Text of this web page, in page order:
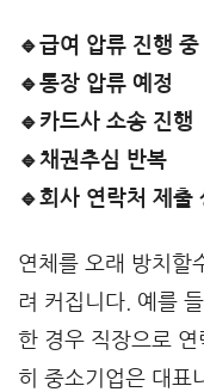
🔹급여 압류 진행 중
🔹통장 압류 예정
🔹카드사 소송 진행
🔹채권추심 반복
🔹회사 연락처 제출
연체를 오래 방치할
려 커집니다. 예를
한 경우 직장으로
히 중소기업은 대표